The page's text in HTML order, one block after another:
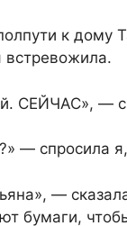
к дому
встревожила.
СЕЙЧАС», —
— спросила
—
бумаги,